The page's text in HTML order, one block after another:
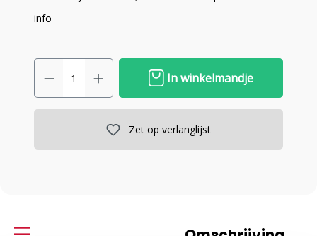
info
In winkelmandje
Zet op verlanglijst